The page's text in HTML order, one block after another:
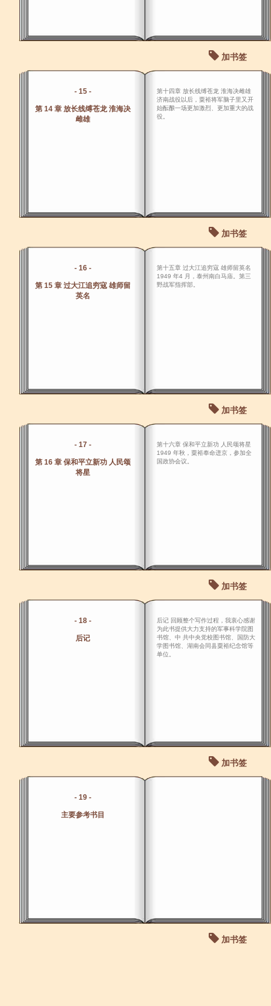
加书签
- 15 -
第 14 章 放长线缚苍龙 淮海决
雌雄
第十四章 放长线缚苍龙 淮海决雌雄
济南战役以后，粟裕将军脑子里又开
始酝酿一场更加激烈、更加重大的战
役。
加书签
- 16 -
第 15 章 过大江追穷寇 雄师留
英名
第十五章 过大江追穷寇 雄师留英名
1949 年4 月，泰州南白马庙。第三
野战军指挥部。
加书签
- 17 -
第 16 章 保和平立新功 人民颂
将星
第十六章 保和平立新功 人民颂将星
1949 年秋，粟裕奉命迸京，参加全
国政协会议。
加书签
- 18 -
后记
后记 回顾整个写作过程，我衷心感谢
为此书提供大力支持的军事科学院图
书馆、中 共中央党校图书馆、国防大
学图书馆、湖南会同县粟裕纪念馆等
单位。
加书签
- 19 -
主要参考书目
加书签